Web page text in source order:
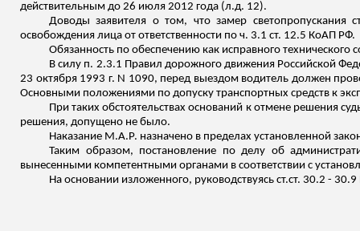
действительным до 26 июля 2012 года (л.д. 12).
Доводы заявителя о том, что замер светопропускания
освобождения лица от ответственности по ч. 3.1 ст. 12.5 КоАП РФ.
Обязанность по обеспечению как исправного
В силу п. 2.3.1 Правил дорожного движения Российской
23 октября 1993 г. N 1090, перед выездом водитель должен
Основными положениями по допуску транспортных средств к
При таких обстоятельствах оснований к отмене решения
решения, допущено не было.
Наказание М.А.Р. назначено в пределах установленной
Таким образом, постановление по делу об
вынесенными компетентными органами в соответствии с
На основании изложенного, руководствуясь ст.ст. 30.2 - 30.9